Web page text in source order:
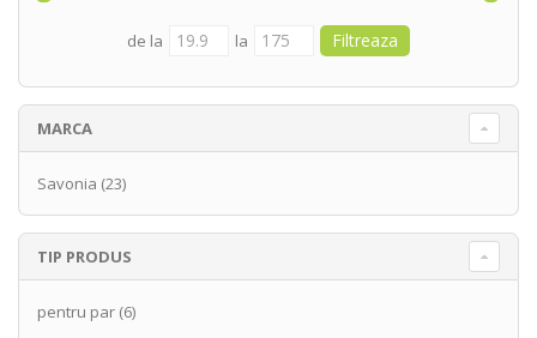
de la la
MARCA
Savonia (23)
TIP PRODUS
pentru par (6)